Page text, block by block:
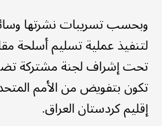
وبحسب تسريبات نشرتها
لتنفيذ عملية تسليم أسلحة
تحت إشراف لجنة مشتركة
تكون بتفويض من الأمم
إقليم كردستان العراق.